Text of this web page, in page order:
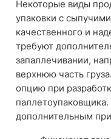
Некоторые виды
упаковки с
качественного и
требуют
запаллечивании,
верхнюю часть
опцию при
дополнительным